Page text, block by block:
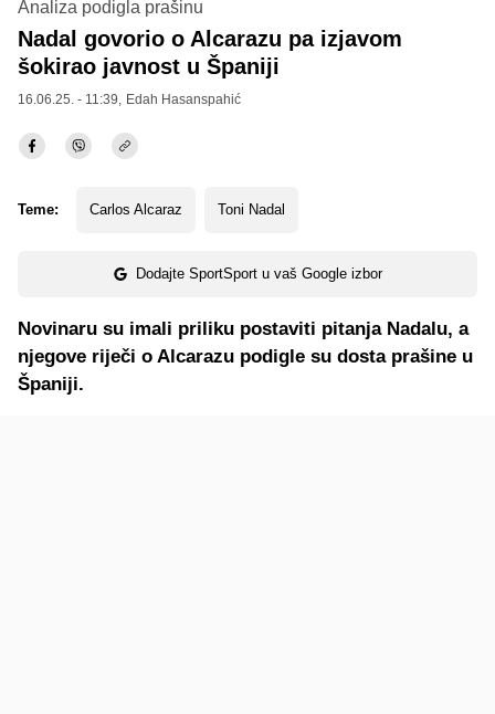
Analiza podigla prašinu
Nadal govorio o Alcarazu pa izjavom
šokirao javnost u Španiji
16.06.25. - 11:39, Edah Hasanspahić
Teme: Carlos Alcaraz Toni Nadal
Dodajte SportSport u vaš Google izbor
Novinaru su imali priliku postaviti pitanja Nadalu, a
njegove riječi o Alcarazu podigle su dosta prašine u
Španiji.